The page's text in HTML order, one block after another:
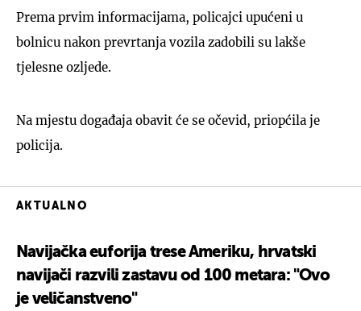
Prema prvim informacijama, policajci upućeni u
bolnicu nakon prevrtanja vozila zadobili su lakše
tjelesne ozljede.
Na mjestu događaja obavit će se očevid, priopćila je
policija.
AKTUALNO
Navijačka euforija trese Ameriku, hrvatski
navijači razvili zastavu od 100 metara: "Ovo
je veličanstveno"